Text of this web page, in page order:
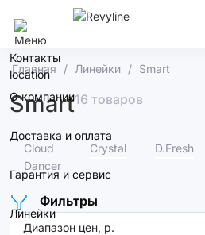
Воронеж
Контакты
О компании
Доставка и оплата
Гарантия и сервис
Линейки
Главная Линейки Smart
Smart16 товаров
Cloud
Dancer
Crystal D.Fresh
Фильтры
Диапазон цен, р.